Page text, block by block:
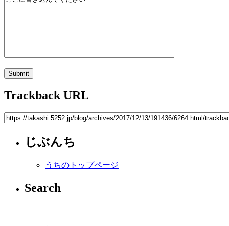
Trackback URL
じぶんち
うちのトップページ
Search